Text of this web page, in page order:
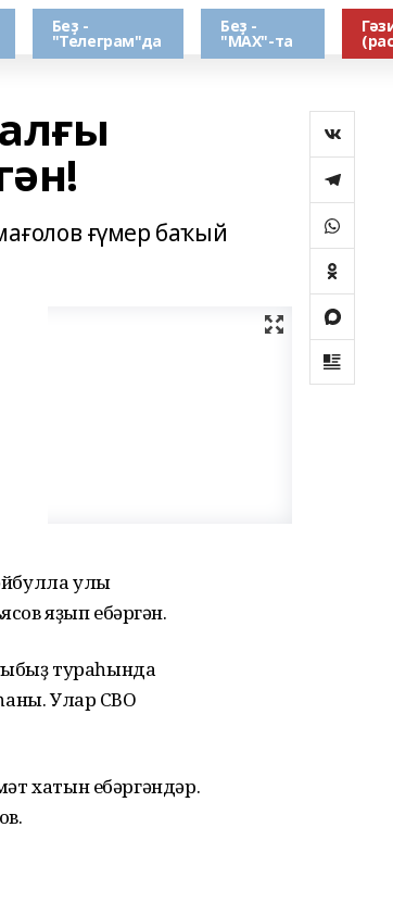
Беҙ -
"Телеграм"да
Беҙ -
"МАХ"-та
ғүмер баҡый
улы
яҙып ебәргән.
тураһында
Улар СВО
хатын ебәргәндәр.